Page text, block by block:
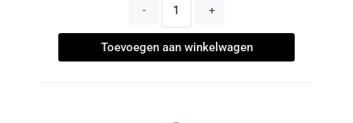
- +
Toevoegen aan winkelwagen